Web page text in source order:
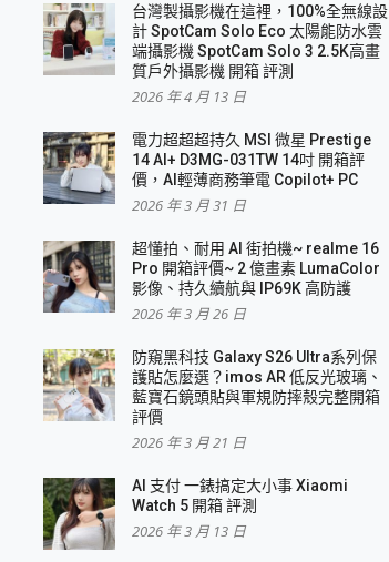
3 in 1可攜摺疊無線充電器 開箱 評測
也很優質
推薦
可以到處走
電站 開箱 評測
界最好的資料救援軟體
評測
好玩的美拍神機 vivo V30 Pro
評測
這麼簡單
台灣製攝影機在這裡，100%全無線設
計 SpotCam Solo Eco 太陽能防水雲
端攝影機 SpotCam Solo 3 2.5K高畫
質戶外攝影機 開箱 評測
2026 年 4 月 13 日
電力超超超持久 MSI 微星 Prestige
14 AI+ D3MG-031TW 14吋 開箱評
價，AI輕薄商務筆電 Copilot+ PC
2026 年 3 月 31 日
超懂拍、耐用 AI 街拍機~ realme 16
Pro 開箱評價~ 2 億畫素 LumaColor
影像、持久續航與 IP69K 高防護
2026 年 3 月 26 日
防窺黑科技 Galaxy S26 Ultra系列保
護貼怎麼選？imos AR 低反光玻璃、
藍寶石鏡頭貼與軍規防摔殼完整開箱
評價
2026 年 3 月 21 日
AI 支付 一錶搞定大小事 Xiaomi
Watch 5 開箱 評測
2026 年 3 月 13 日